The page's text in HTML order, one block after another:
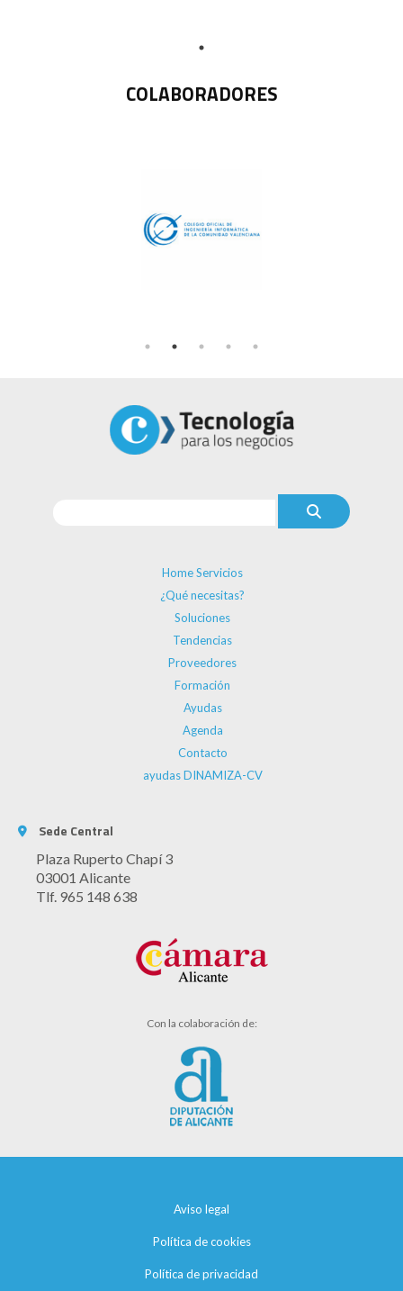
COLABORADORES
Home Servicios
¿Qué necesitas?
Soluciones
Tendencias
Proveedores
Formación
Ayudas
Agenda
Contacto
ayudas DINAMIZA-CV
Sede Central
Plaza Ruperto Chapí 3
03001 Alicante
Tlf. 965 148 638
Con la colaboración de:
Aviso legal
Política de cookies
Política de privacidad